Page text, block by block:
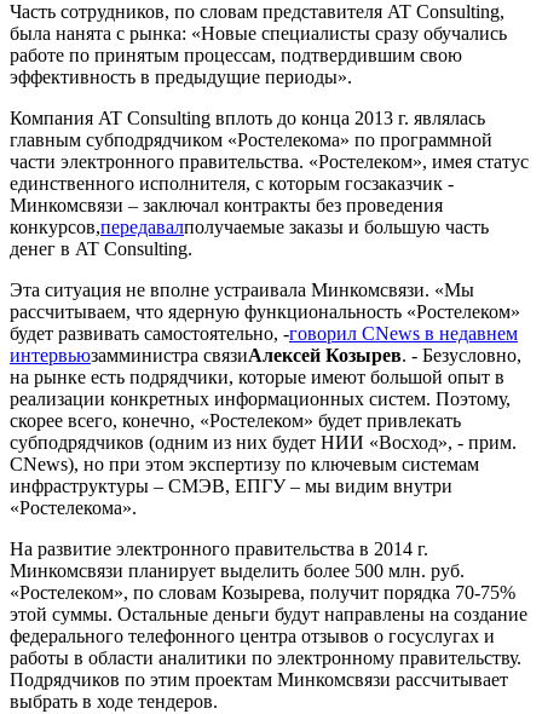
Часть сотрудников, по словам представителя AT Consulting,
была нанята с рынка: «Новые специалисты сразу обучались
работе по принятым процессам, подтвердившим свою
эффективность в предыдущие периоды».
Компания AT Consulting вплоть до конца 2013 г. являлась
главным субподрядчиком «Ростелекома» по программной
части электронного правительства. «Ростелеком», имея статус
единственного исполнителя, с которым госзаказчик -
Минкомсвязи – заключал контракты без проведения
конкурсов,передавалполучаемые заказы и большую часть
денег в AT Consulting.
Эта ситуация не вполне устраивала Минкомсвязи. «Мы
рассчитываем, что ядерную функциональность «Ростелеком»
будет развивать самостоятельно, -говорил CNews в недавнем
интервьюзамминистра связиАлексей Козырев. - Безусловно,
на рынке есть подрядчики, которые имеют большой опыт в
реализации конкретных информационных систем. Поэтому,
скорее всего, конечно, «Ростелеком» будет привлекать
субподрядчиков (одним из них будет НИИ «Восход», - прим.
CNews), но при этом экспертизу по ключевым системам
инфраструктуры – СМЭВ, ЕПГУ – мы видим внутри
«Ростелекома».
На развитие электронного правительства в 2014 г.
Минкомсвязи планирует выделить более 500 млн. руб.
«Ростелеком», по словам Козырева, получит порядка 70-75%
этой суммы. Остальные деньги будут направлены на создание
федерального телефонного центра отзывов о госуслугах и
работы в области аналитики по электронному правительству.
Подрядчиков по этим проектам Минкомсвязи рассчитывает
выбрать в ходе тендеров.